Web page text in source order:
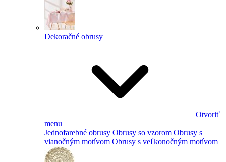
Dekoračné obrusy
Otvoriť
menu
Jednofarebné obrusy Obrusy so vzorom Obrusy s
vianočným motívom Obrusy s veľkonočným motívom